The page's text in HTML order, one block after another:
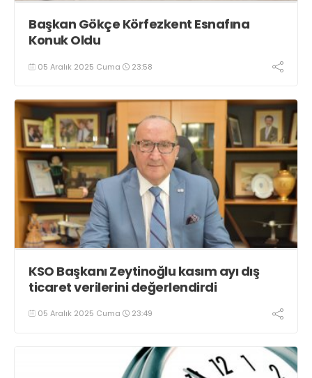
Başkan Gökçe Körfezkent Esnafına
Konuk Oldu
05 Aralık 2025 Cuma 23:58
KSO Başkanı Zeytinoğlu kasım ayı dış
ticaret verilerini değerlendirdi
05 Aralık 2025 Cuma 23:49